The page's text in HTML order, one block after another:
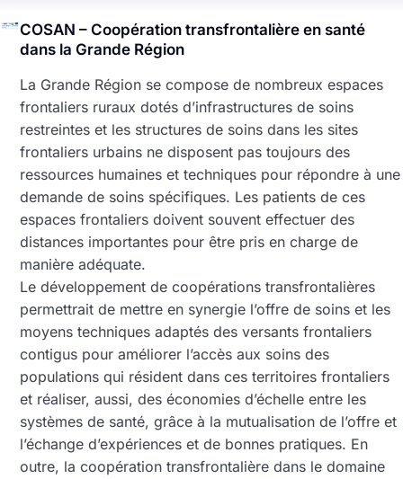
COSAN – Coopération transfrontalière en santé
dans la Grande Région
La Grande Région se compose de nombreux espaces
frontaliers ruraux dotés d’infrastructures de soins
restreintes et les structures de soins dans les sites
frontaliers urbains ne disposent pas toujours des
ressources humaines et techniques pour répondre à une
demande de soins spécifiques. Les patients de ces
espaces frontaliers doivent souvent effectuer des
distances importantes pour être pris en charge de
manière adéquate.
Le développement de coopérations transfrontalières
permettrait de mettre en synergie l’offre de soins et les
moyens techniques adaptés des versants frontaliers
contigus pour améliorer l’accès aux soins des
populations qui résident dans ces territoires frontaliers
et réaliser, aussi, des économies d’échelle entre les
systèmes de santé, grâce à la mutualisation de l’offre et
l’échange d’expériences et de bonnes pratiques. En
outre, la coopération transfrontalière dans le domaine